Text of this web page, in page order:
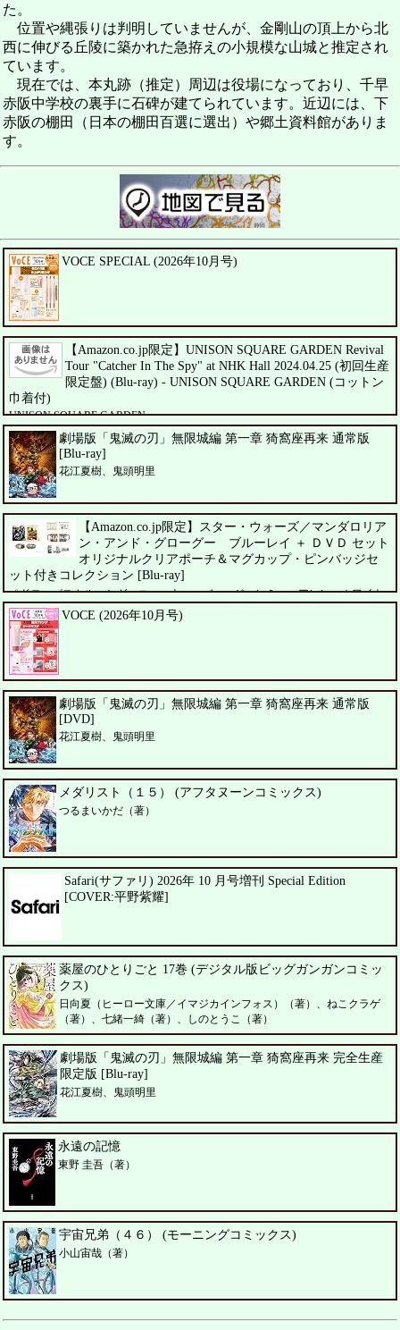
た。
位置や縄張りは判明していませんが、金剛山の頂上から北
西に伸びる丘陵に築かれた急拵えの小規模な山城と推定され
ています。
現在では、本丸跡（推定）周辺は役場になっており、千早
赤阪中学校の裏手に石碑が建てられています。近辺には、下
赤阪の棚田（日本の棚田百選に選出）や郷土資料館がありま
す。
VOCE SPECIAL (2026年10月号)
【Amazon.co.jp限定】UNISON SQUARE GARDEN Revival
Tour "Catcher In The Spy" at NHK Hall 2024.04.25 (初回生産
限定盤) (Blu-ray) - UNISON SQUARE GARDEN (コットン
巾着付)
UNISON SQUARE GARDEN
劇場版「鬼滅の刃」無限城編 第一章 猗窩座再来 通常版
[Blu-ray]
花江夏樹、鬼頭明里
【Amazon.co.jp限定】スター・ウォーズ／マンダロリア
ン・アンド・グローグー ブルーレイ ＋ ＤＶＤ セット
オリジナルクリアポーチ＆マグカップ・ピンバッジセ
ット付きコレクション [Blu-ray]
ペドロ・パスカル、シガーニー・ウィーバー、ジェレミー・アレン・ホワイト
VOCE (2026年10月号)
劇場版「鬼滅の刃」無限城編 第一章 猗窩座再来 通常版
[DVD]
花江夏樹、鬼頭明里
メダリスト（１５） (アフタヌーンコミックス)
つるまいかだ（著）
Safari(サファリ) 2026年 10 月号増刊 Special Edition
[COVER:平野紫耀]
薬屋のひとりごと 17巻 (デジタル版ビッグガンガンコミッ
クス)
日向夏（ヒーロー文庫／イマジカインフォス）（著）、ねこクラゲ
（著）、七緒一綺（著）、しのとうこ（著）
劇場版「鬼滅の刃」無限城編 第一章 猗窩座再来 完全生産
限定版 [Blu-ray]
花江夏樹、鬼頭明里
永遠の記憶
東野 圭吾（著）
宇宙兄弟（４６） (モーニングコミックス)
小山宙哉（著）